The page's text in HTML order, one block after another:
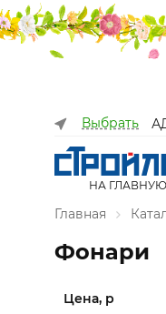
Выбрать
НА ГЛАВНУЮ
Главная
Фонари
Цена, р